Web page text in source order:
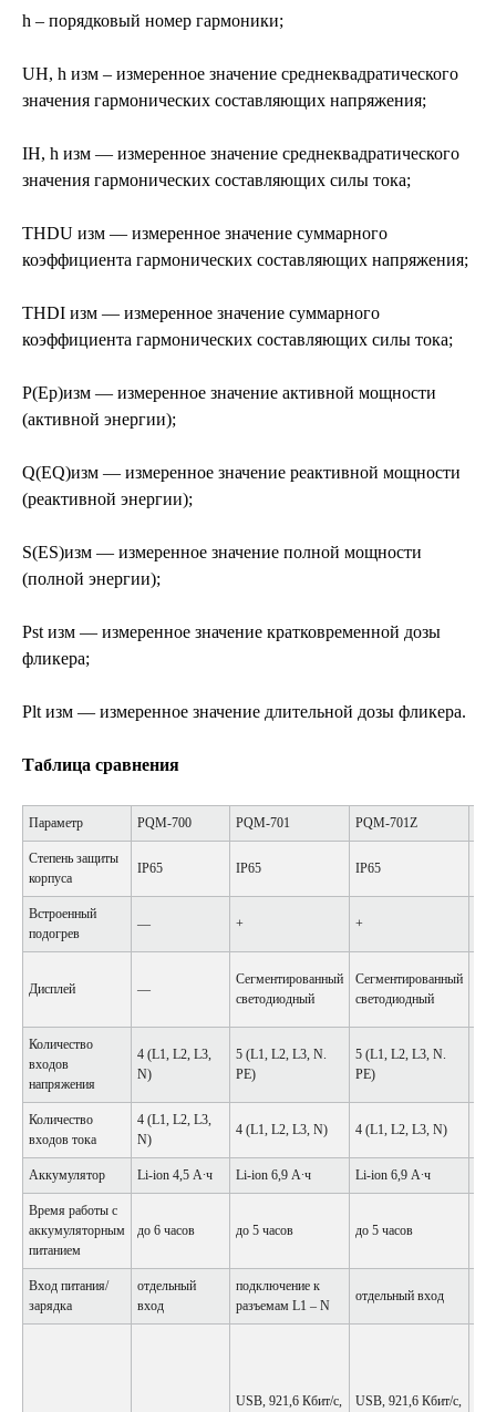
h – порядковый номер гармоники;
UH, h изм – измеренное значение среднеквадратического
значения гармонических составляющих напряжения;
IH, h изм — измеренное значение среднеквадратического
значения гармонических составляющих силы тока;
THDU изм — измеренное значение суммарного
коэффициента гармонических составляющих напряжения;
THDI изм — измеренное значение суммарного
коэффициента гармонических составляющих силы тока;
P(Ep)изм — измеренное значение активной мощности
(активной энергии);
Q(EQ)изм — измеренное значение реактивной мощности
(реактивной энергии);
S(ES)изм — измеренное значение полной мощности
(полной энергии);
Pst изм — измеренное значение кратковременной дозы
фликера;
Plt изм — измеренное значение длительной дозы фликера.
Таблица сравнения
Параметр PQM-700 PQM-701 PQM-701Z
Степень защиты
корпуса
IP65 IP65 IP65
Встроенный
подогрев
— + +
Дисплей —
Сегментированный
светодиодный
Сегментированный
светодиодный
Количество
входов
напряжения
4 (L1, L2, L3,
N)
5 (L1, L2, L3, N.
PE)
5 (L1, L2, L3, N.
PE)
Количество
входов тока
4 (L1, L2, L3,
N)
4 (L1, L2, L3, N) 4 (L1, L2, L3, N)
Аккумулятор Li-ion 4,5 А∙ч Li-ion 6,9 А∙ч Li-ion 6,9 А∙ч
Время работы с
аккумуляторным
питанием
до 6 часов до 5 часов до 5 часов
Вход питания/
зарядка
отдельный
вход
подключение к
разъемам L1 – N
отдельный вход
USB, 921,6 Кбит/c, USB, 921,6 Кбит/c,